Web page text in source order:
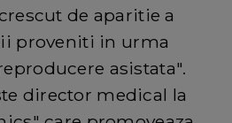
de aparitie a
proveniti in urma
asistata".
director medical la